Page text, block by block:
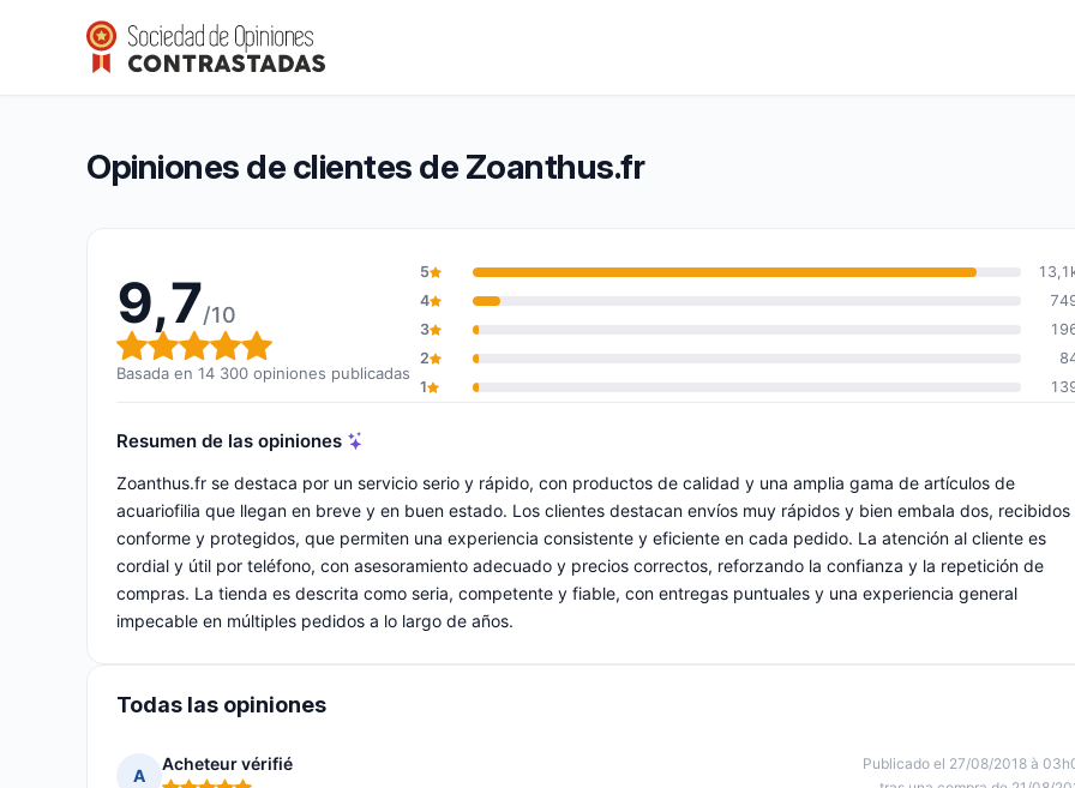
Zoanthus.fr
Calificación global: 9,7 de 10
9,7/10(14 300 opiniones)
Opiniones de clientes de Zoanthus.fr
9,7/10
Calificación global: 9,7 de 10
Basada en 14 300 opiniones publicadas
5
4
3
2
1
Resumen de las opiniones
Zoanthus.fr se destaca por un servicio serio y rápido, con productos de calidad y una amplia gama de artículos de
acuariofilia que llegan en breve y en buen estado. Los clientes destacan envíos muy rápidos y bien embala dos, recibidos
conforme y protegidos, que permiten una experiencia consistente y eficiente en cada pedido. La atención al cliente es
cordial y útil por teléfono, con asesoramiento adecuado y precios correctos, reforzando la confianza y la repetición de
compras. La tienda es descrita como seria, competente y fiable, con entregas puntuales y una experiencia general
impecable en múltiples pedidos a lo largo de años.
Todas las opiniones
A
Acheteur vérifié
Publicado el 27/08/2018 à